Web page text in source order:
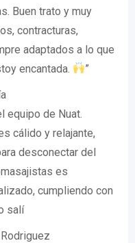
Buen trato y muy
contracturas,
adaptados a lo que
encantada.
”
equipo de Nuat.
cálido y relajante,
desconectar del
es
cumpliendo con
salí